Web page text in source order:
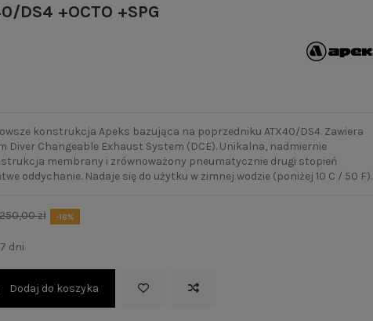
DS4 +OCTO +SPG
konstrukcja Apeks bazująca na poprzedniku ATX40/DS4. Zawiera
Diver Changeable Exhaust System (DCE). Unikalna, nadmiernie
membrany i zrównoważony pneumatycznie drugi stopień
oddychanie. Nadaje się do użytku w zimnej wodzie (poniżej 10 C / 50 F).
zł -16%
dni
Dodaj do koszyka